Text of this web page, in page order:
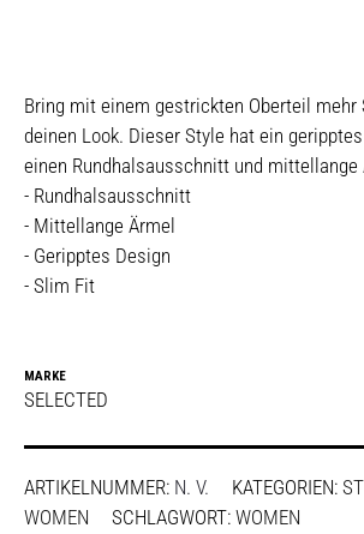
Bring mit einem gestrickten Oberteil mehr
deinen Look. Dieser Style hat ein
einen Rundhalsausschnitt und mittellange
- Rundhalsausschnitt
- Mittellange Ärmel
- Geripptes Design
- Slim Fit
MARKE
SELECTED
ARTIKELNUMMER: N. V. KATEGORIEN:
WOMEN
SCHLAGWORT: WOMEN